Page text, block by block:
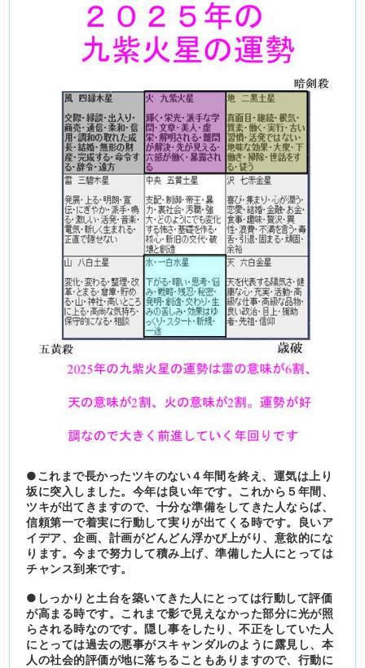
●これまで長かったツキのない４年間を終え、運気は上り
坂に突入しました。今年は良い年です。これから５年間、
ツキが出てきますので、十分な準備をしてきた人ならば、
信頼第一で着実に行動して実りが出てくる時です。良いア
イデア、企画、計画がどんどん浮かび上がり、意欲的にな
ります。今まで努力して積み上げ、準備した人にとっては
チャンス到来です。
●しっかりと土台を築いてきた人にとっては行動して評価
が高まる時です。これまで影で見えなかった部分に光が照
らされる時なのです。隠し事をしたり、不正をしていた人
にとっては過去の悪事がスキャンダルのように露見し、本
人の社会的評価が地に落ちることもありますので、行動に